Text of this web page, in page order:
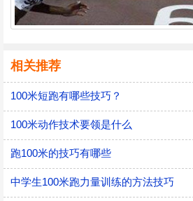
相关推荐
100米短跑有哪些技巧？
100米动作技术要领是什么
跑100米的技巧有哪些
中学生100米跑力量训练的方法技巧